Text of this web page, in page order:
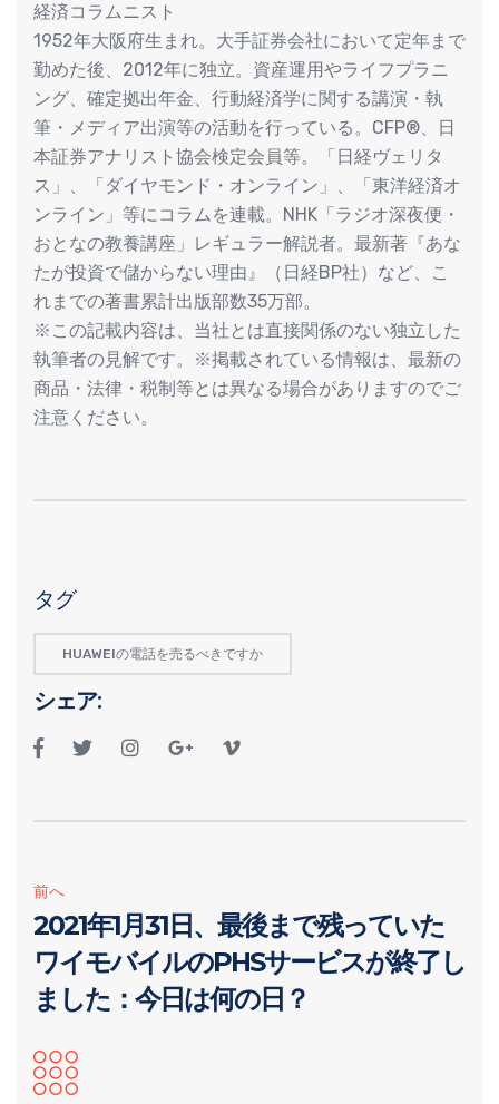
経済コラムニスト
1952年大阪府生まれ。大手証券会社において定年まで
勤めた後、2012年に独立。資産運用やライフプラニ
ング、確定拠出年金、行動経済学に関する講演・執
筆・メディア出演等の活動を行っている。CFP®、日
本証券アナリスト協会検定会員等。「日経ヴェリタ
ス」、「ダイヤモンド・オンライン」、「東洋経済オ
ンライン」等にコラムを連載。NHK「ラジオ深夜便・
おとなの教養講座」レギュラー解説者。最新著『あな
たが投資で儲からない理由』（日経BP社）など、こ
れまでの著書累計出版部数35万部。
※この記載内容は、当社とは直接関係のない独立した
執筆者の見解です。※掲載されている情報は、最新の
商品・法律・税制等とは異なる場合がありますのでご
注意ください。
タグ
HUAWEIの電話を売るべきですか
シェア:
前へ
2021年1月31日、最後まで残っていた
ワイモバイルのPHSサービスが終了し
ました：今日は何の日？